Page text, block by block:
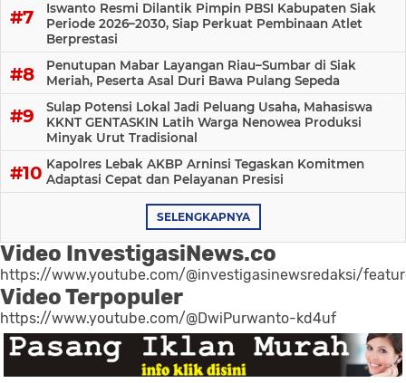
Iswanto Resmi Dilantik Pimpin PBSI Kabupaten Siak
Periode 2026–2030, Siap Perkuat Pembinaan Atlet
Berprestasi
Penutupan Mabar Layangan Riau–Sumbar di Siak
Meriah, Peserta Asal Duri Bawa Pulang Sepeda
Sulap Potensi Lokal Jadi Peluang Usaha, Mahasiswa
KKNT GENTASKIN Latih Warga Nenowea Produksi
Minyak Urut Tradisional
Kapolres Lebak AKBP Arninsi Tegaskan Komitmen
Adaptasi Cepat dan Pelayanan Presisi
SELENGKAPNYA
Video InvestigasiNews.co
https://www.youtube.com/@investigasinewsredaksi/
Video Terpopuler
https://www.youtube.com/@DwiPurwanto-kd4uf